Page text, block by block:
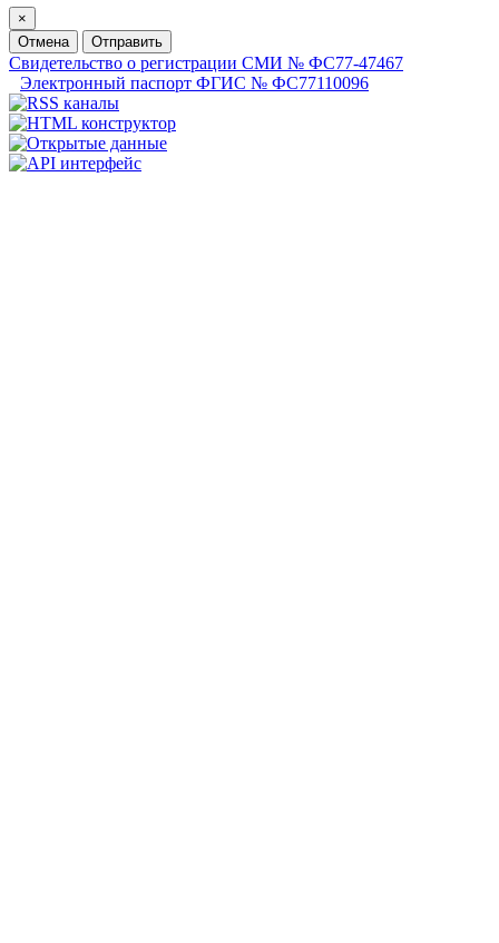
×
Отмена
Отправить
Свидетельство о регистрации СМИ № ФС77-47467
Электронный паспорт ФГИС № ФС77110096